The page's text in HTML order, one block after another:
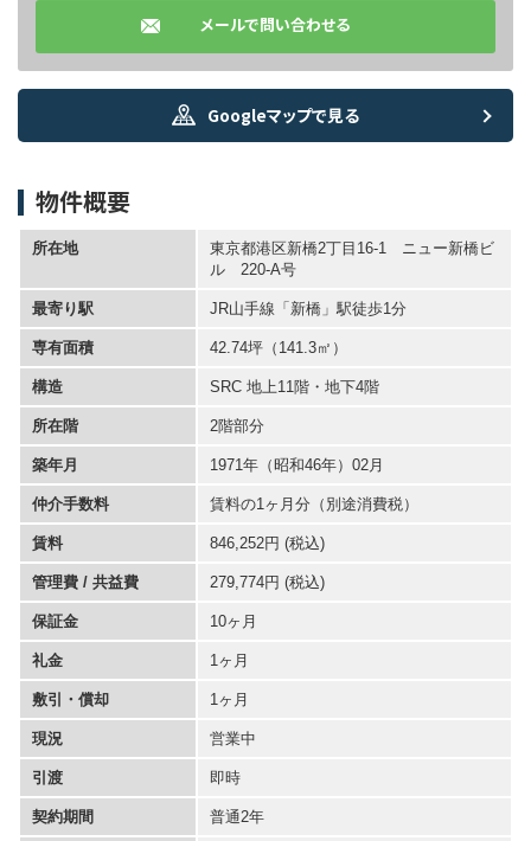
メールで問い合わせる
Googleマップで見る
物件概要
所在地
東京都港区新橋2丁目16-1 ニュー新橋ビ
ル 220-A号
最寄り駅 JR山手線「新橋」駅徒歩1分
専有面積 42.74坪 （141.3㎡）
構造 SRC 地上11階・地下4階
所在階 2階部分
築年月 1971年（昭和46年）02月
仲介手数料 賃料の1ヶ月分（別途消費税）
賃料 846,252円 (税込)
管理費 / 共益費 279,774円 (税込)
保証金 10ヶ月
礼金 1ヶ月
敷引・償却 1ヶ月
現況 営業中
引渡 即時
契約期間 普通2年